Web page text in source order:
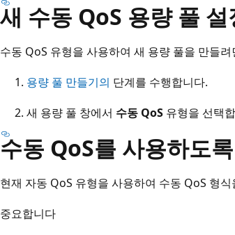
새 수동 QoS 용량 풀 설
수동 QoS 유형을 사용하여 새 용량 풀을 만들
용량 풀 만들기의 단계를 수행합니다.
새 용량 풀 창에서 수동 QoS 유형을 선택
수동 QoS를 사용하도
현재 자동 QoS 유형을 사용하여 수동 QoS 형
중요합니다